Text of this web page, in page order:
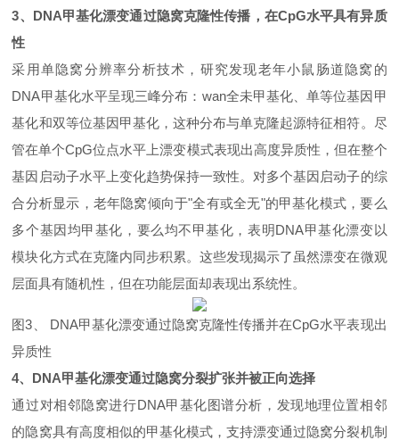
3、 DNA甲基化漂变通过隐窝克隆性传播，在CpG水平具有异质
性
采用单隐窝分辨率分析技术，研究发现老年小鼠肠道隐窝的
DNA甲基化水平呈现三峰分布：wan全未甲基化、单等位基因甲
基化和双等位基因甲基化，这种分布与单克隆起源特征相符。尽
管在单个CpG位点水平上漂变模式表现出高度异质性，但在整个
基因启动子水平上变化趋势保持一致性。对多个基因启动子的综
合分析显示，老年隐窝倾向于"全有或全无"的甲基化模式，要么
多个基因均甲基化，要么均不甲基化，表明DNA甲基化漂变以
模块化方式在克隆内同步积累。这些发现揭示了 虽然漂变在微观
层面具有随机性，但在功能层面却表现出系统性。
图3、 DNA甲基化漂变通过隐窝克隆性传播并在CpG水平表现出
异质性
4、 DNA甲基化漂变通过隐窝分裂扩张并被正向选择
通过对相邻隐窝进行DNA甲基化图谱分析，发现地理位置相邻
的隐窝具有高度相似的甲基化模式，支持漂变通过隐窝分裂机制